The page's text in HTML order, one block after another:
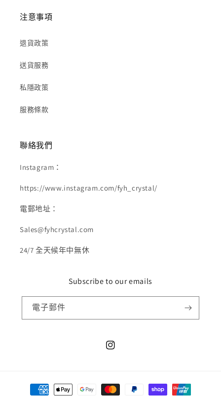
注意事項
退貨政策
送貨服務
私隱政策
服務條款
聯絡我們
Instagram：
https://www.instagram.com/fyh_crystal/
電郵地址：
Sales@fyhcrystal.com
24/7 全天候年中無休
Subscribe to our emails
電子郵件
Instagram